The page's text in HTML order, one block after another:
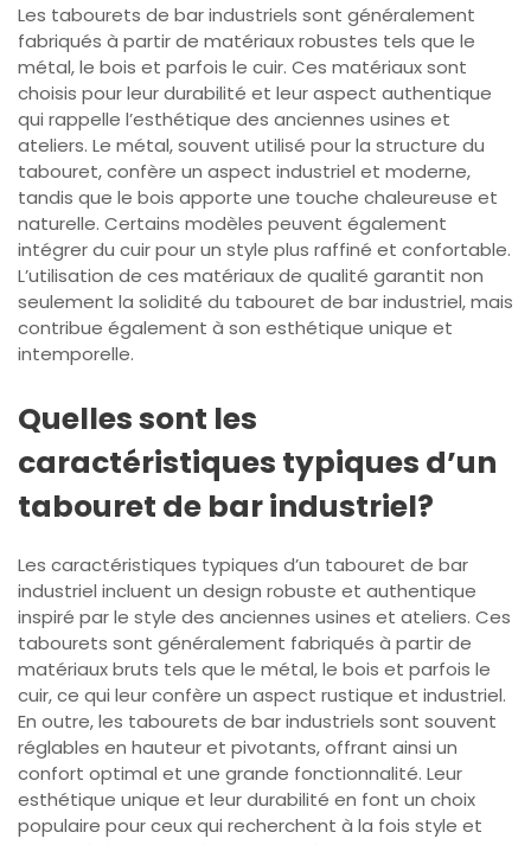
Les tabourets de bar industriels sont généralement
fabriqués à partir de matériaux robustes tels que le
métal, le bois et parfois le cuir. Ces matériaux sont
choisis pour leur durabilité et leur aspect authentique
qui rappelle l’esthétique des anciennes usines et
ateliers. Le métal, souvent utilisé pour la structure du
tabouret, confère un aspect industriel et moderne,
tandis que le bois apporte une touche chaleureuse et
naturelle. Certains modèles peuvent également
intégrer du cuir pour un style plus raffiné et confortable.
L’utilisation de ces matériaux de qualité garantit non
seulement la solidité du tabouret de bar industriel, mais
contribue également à son esthétique unique et
intemporelle.
Quelles sont les
caractéristiques typiques d’un
tabouret de bar industriel?
Les caractéristiques typiques d’un tabouret de bar
industriel incluent un design robuste et authentique
inspiré par le style des anciennes usines et ateliers. Ces
tabourets sont généralement fabriqués à partir de
matériaux bruts tels que le métal, le bois et parfois le
cuir, ce qui leur confère un aspect rustique et industriel.
En outre, les tabourets de bar industriels sont souvent
réglables en hauteur et pivotants, offrant ainsi un
confort optimal et une grande fonctionnalité. Leur
esthétique unique et leur durabilité en font un choix
populaire pour ceux qui recherchent à la fois style et